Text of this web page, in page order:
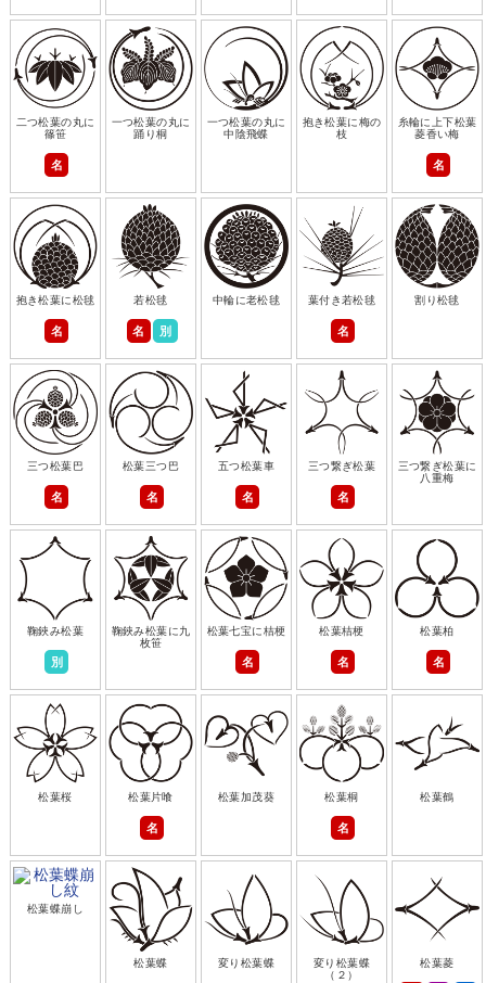
二つ松葉の丸に
篠笹
名
一つ松葉の丸に
踊り桐
一つ松葉の丸に
中陰飛蝶
抱き松葉に梅の
枝
糸輪に上下松葉
菱香い梅
名
抱き松葉に松毬
名
若松毬
名 別
中輪に老松毬 葉付き若松毬
名
割り松毬
三つ松葉巴
名
松葉三つ巴
名
五つ松葉車
名
三つ繋ぎ松葉
名
三つ繋ぎ松葉に
八重梅
鞠鋏み松葉
別
鞠鋏み松葉に九
枚笹
松葉七宝に桔梗
名
松葉桔梗
名
松葉柏
名
松葉桜 松葉片喰
名
松葉加茂葵 松葉桐
名
松葉鶴
松葉蝶崩し
松葉蝶 変り松葉蝶
変り松葉蝶
（２）
松葉菱